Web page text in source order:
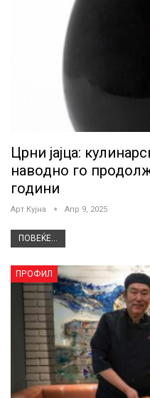
Црни јајца:
наводно го
години
Арт Кујна Апр 9, 2025
ПОВЕЌЕ...
ПРОФИЛ